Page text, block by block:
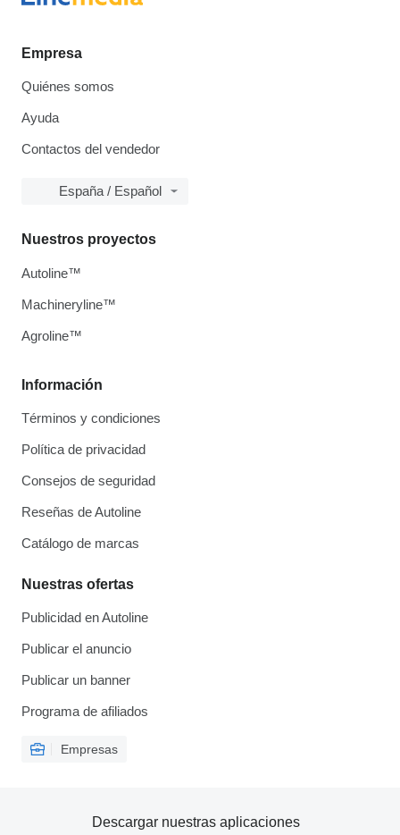
Empresa
Quiénes somos
Ayuda
Contactos del vendedor
España / Español
Información
Términos y condiciones
Política de privacidad
Consejos de seguridad
Reseñas de Autoline
Catálogo de marcas
Nuestras ofertas
Publicidad en Autoline
Publicar el anuncio
Publicar un banner
Programa de afiliados
Empresas
Nuestros proyectos
Autoline™
Machineryline™
Agroline™
Descargar nuestras aplicaciones